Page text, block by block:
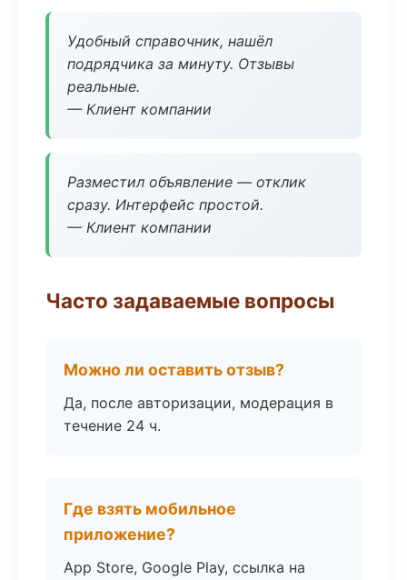
Удобный справочник, нашёл
подрядчика за минуту. Отзывы
реальные.
— Клиент компании
Разместил объявление — отклик
сразу. Интерфейс простой.
— Клиент компании
Часто задаваемые вопросы
Можно ли оставить отзыв?
Да, после авторизации, модерация в
течение 24 ч.
Где взять мобильное
приложение?
App Store, Google Play, ссылка на